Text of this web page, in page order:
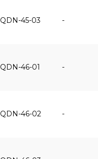
QDN-45-03 -
QDN-46-01 -
QDN-46-02 -